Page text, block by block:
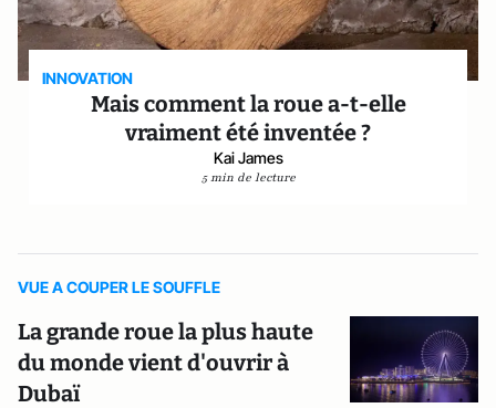
INNOVATION
Mais comment la roue a-t-elle
vraiment été inventée ?
Kai James
5 min de lecture
VUE A COUPER LE SOUFFLE
La grande roue la plus haute
du monde vient d'ouvrir à
Dubaï